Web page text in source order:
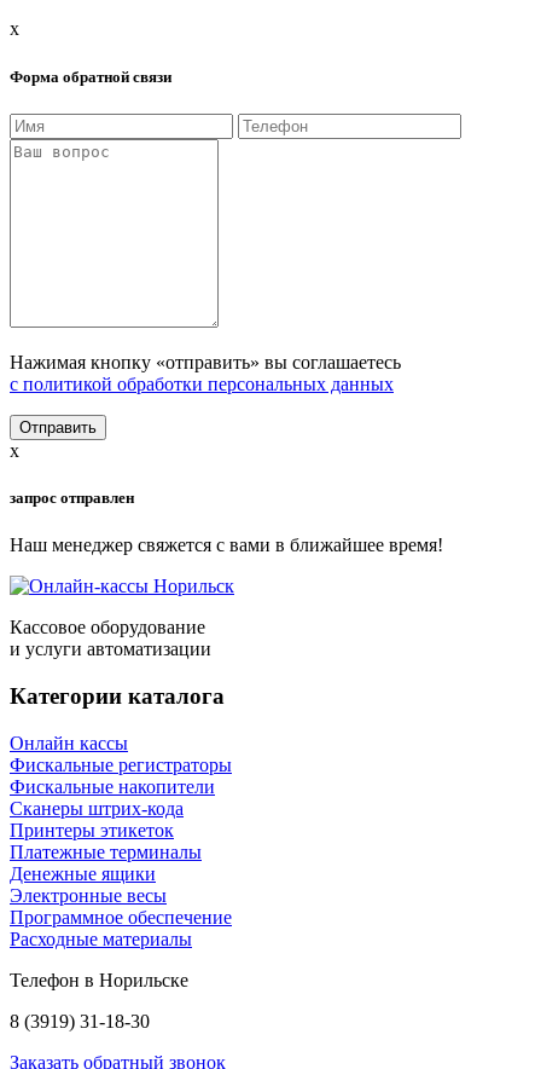
x
Форма обратной связи
Нажимая кнопку «отправить» вы соглашаетесь
с политикой обработки персональных данных
x
запрос отправлен
Наш менеджер свяжется с вами в ближайшее время!
Кассовое оборудование
и услуги автоматизации
Категории каталога
Онлайн кассы
Фискальные регистраторы
Фискальные накопители
Сканеры штрих-кода
Принтеры этикеток
Платежные терминалы
Денежные ящики
Электронные весы
Программное обеспечение
Расходные материалы
Телефон в Норильске
8 (3919) 31-18-30
Заказать обратный звонок